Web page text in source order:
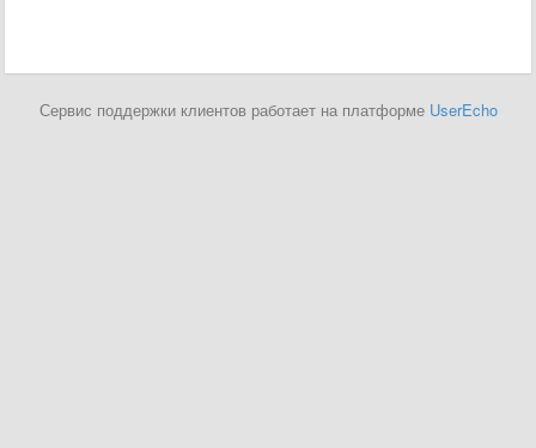
Сервис поддержки клиентов работает на платформе UserEcho